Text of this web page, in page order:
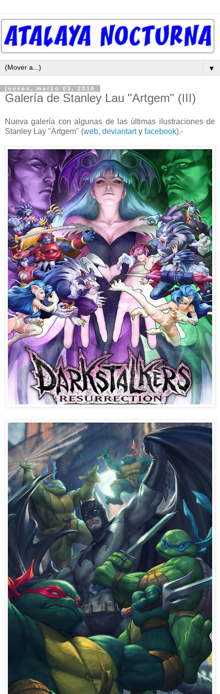
▼
jueves, marzo 03, 2016
Galería de Stanley Lau "Artgem" (III)
Nueva galería con algunas de las últimas ilustraciones de
Stanley Lay "Artgem" (web, deviantarty facebook).-